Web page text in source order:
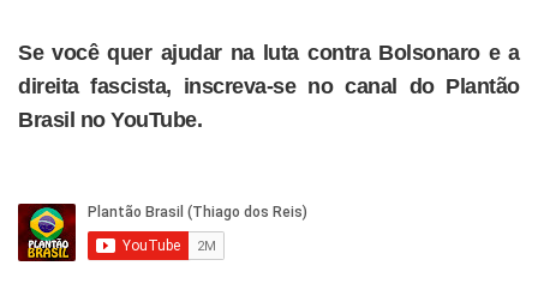
Se você quer ajudar na luta contra Bolsonaro e a
direita fascista, inscreva-se no canal do Plantão
Brasil no YouTube.